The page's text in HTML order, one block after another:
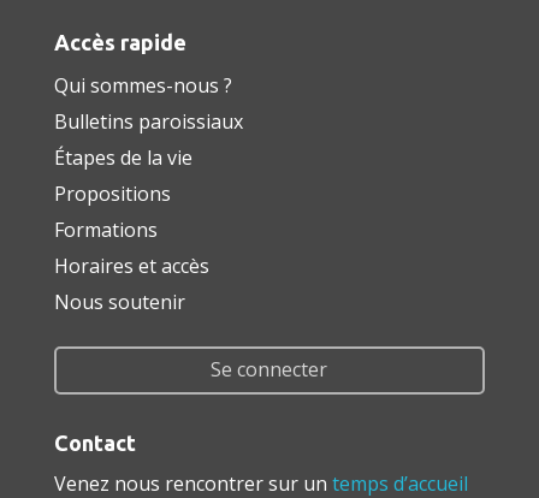
Accès rapide
Qui sommes-nous ?
Bulletins paroissiaux
Étapes de la vie
Propositions
Formations
Horaires et accès
Nous soutenir
Se connecter
Contact
Venez nous rencontrer sur un temps d’accueil